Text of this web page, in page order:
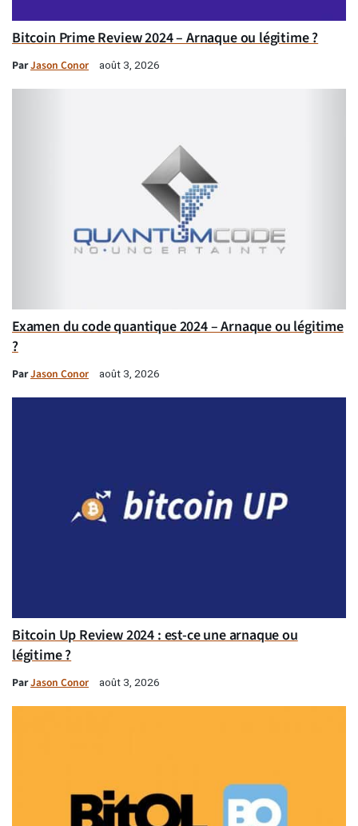
Bitcoin Prime Review 2024 – Arnaque ou légitime ?
ParJason Conor août 3, 2026
Examen du code quantique 2024 – Arnaque ou légitime
?
ParJason Conor août 3, 2026
Bitcoin Up Review 2024 : est-ce une arnaque ou
légitime ?
ParJason Conor août 3, 2026